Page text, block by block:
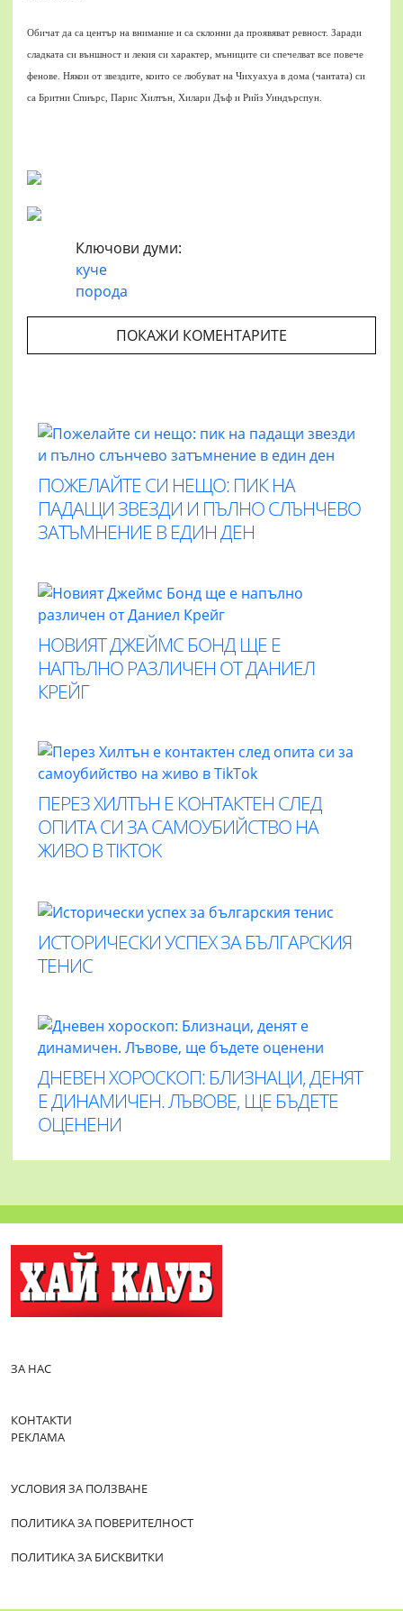
Обичат да са център на внимание и са склонни да проявяват ревност. Заради
сладката си външност и лекия си характер, мъниците си спечелват все повече
фенове. Някои от звездите, които се любуват на Чихуахуа в дома (чантата) си
са Бритни Спиърс, Парис Хилтън, Хилари Дъф и Рийз Уиндърспун.
Ключови думи:
куче
порода
ПОКАЖИ КОМЕНТАРИТЕ
ПОЖЕЛАЙТЕ СИ НЕЩО: ПИК НА
ПАДАЩИ ЗВЕЗДИ И ПЪЛНО СЛЪНЧЕВО
ЗАТЪМНЕНИЕ В ЕДИН ДЕН
НОВИЯТ ДЖЕЙМС БОНД ЩЕ Е
НАПЪЛНО РАЗЛИЧЕН ОТ ДАНИЕЛ
КРЕЙГ
ПЕРЕЗ ХИЛТЪН Е КОНТАКТЕН СЛЕД
ОПИТА СИ ЗА САМОУБИЙСТВО НА
ЖИВО В TIKTOK
ИСТОРИЧЕСКИ УСПЕХ ЗА БЪЛГАРСКИЯ
ТЕНИС
ДНЕВЕН ХОРОСКОП: БЛИЗНАЦИ, ДЕНЯТ
Е ДИНАМИЧЕН. ЛЪВОВЕ, ЩЕ БЪДЕТЕ
ОЦЕНЕНИ
ЗА НАС
КОНТАКТИ
РЕКЛАМА
УСЛОВИЯ ЗА ПОЛЗВАНЕ
ПОЛИТИКА ЗА ПОВЕРИТЕЛНОСТ
ПОЛИТИКА ЗА БИСКВИТКИ